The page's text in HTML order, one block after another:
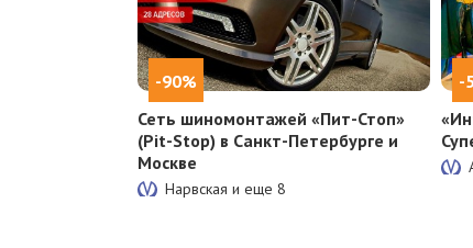
-90%
Сеть шиномонтажей «Пит-Стоп»
(Pit-Stop) в Санкт-Петербурге и
Москве
Нарвская и еще 8
-